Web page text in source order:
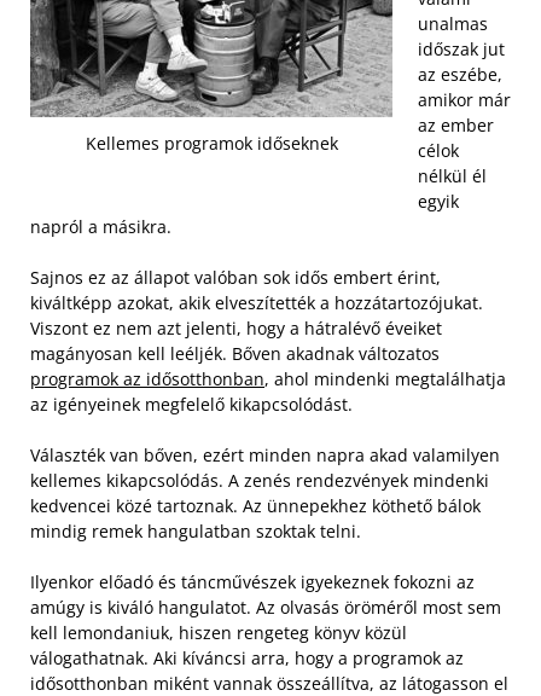
Kellemes programok időseknek
unalmas
időszak jut
az eszébe,
amikor már
az ember
célok
nélkül él
egyik
napról a másikra.
Sajnos ez az állapot valóban sok idős embert érint,
kiváltképp azokat, akik elveszítették a hozzátartozójukat.
Viszont ez nem azt jelenti, hogy a hátralévő éveiket
magányosan kell leéljék. Bőven akadnak változatos
programok az idősotthonban, ahol mindenki megtalálhatja
az igényeinek megfelelő kikapcsolódást.
Választék van bőven, ezért minden napra akad valamilyen
kellemes kikapcsolódás. A zenés rendezvények mindenki
kedvencei közé tartoznak. Az ünnepekhez köthető bálok
mindig remek hangulatban szoktak telni.
Ilyenkor előadó és táncművészek igyekeznek fokozni az
amúgy is kiváló hangulatot. Az olvasás öröméről most sem
kell lemondaniuk, hiszen rengeteg könyv közül
válogathatnak. Aki kíváncsi arra, hogy a programok az
idősotthonban miként vannak összeállítva, az látogasson el